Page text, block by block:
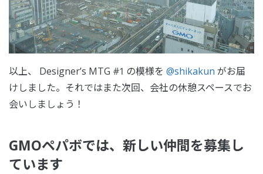
以上、 Designer’s MTG #1 の模様を @shikakun がお届
けしました。それではまた次回、会社の休憩スペースでお
会いしましょう！
GMOペパボでは、新しい仲間を募集し
ています